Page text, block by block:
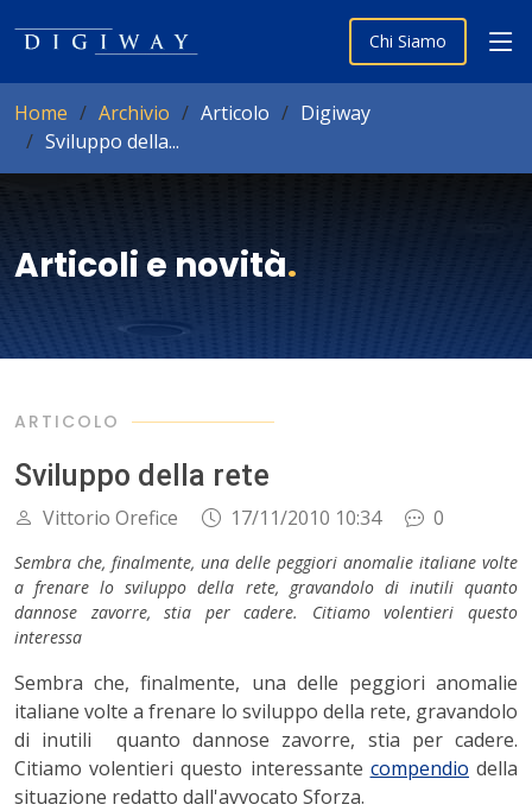
Chi Siamo
Home Archivio Articolo
Digiway
Sviluppo della...
Articoli e novità.
ARTICOLO
Sviluppo della rete
Vittorio Orefice 17/11/2010 10:34 0
Sembra che, finalmente, una delle peggiori anomalie italiane volte
a frenare lo sviluppo della rete, gravandolo di inutili quanto
dannose zavorre, stia per cadere. Citiamo volentieri questo
interessa
Sembra che, finalmente, una delle peggiori anomalie
italiane volte a frenare lo sviluppo della rete, gravandolo
di inutili quanto dannose zavorre, stia per cadere.
Citiamo volentieri questo interessante compendio della
situazione redatto dall'avvocato Sforza.